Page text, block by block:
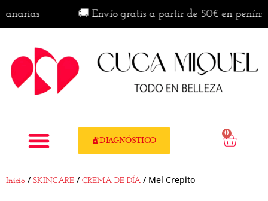
🚚 Envío gratis a partir de 50€ en península
DIAGNÓSTICO
0
Inicio / SKINCARE / CREMA DE DÍA / Mel Crepito